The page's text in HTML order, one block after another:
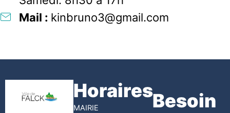
Mail : kinbruno3@gmail.com
Horaires
MAIRIE Besoin